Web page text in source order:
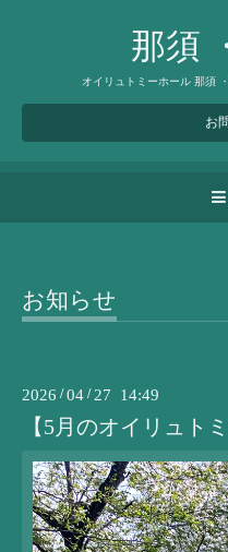
那須
オイリュトミーホール 那須
お
お知らせ
2026 /04 / 27 14:49
【5月のオイリュト